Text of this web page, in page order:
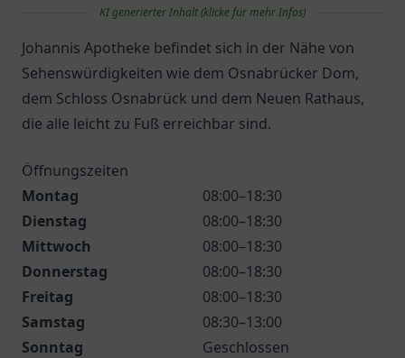
KI generierter Inhalt (klicke für mehr Infos)
Johannis Apotheke befindet sich in der Nähe von
Sehenswürdigkeiten wie dem Osnabrücker Dom,
dem Schloss Osnabrück und dem Neuen Rathaus,
die alle leicht zu Fuß erreichbar sind.
Öffnungszeiten
Montag
08:00–18:30
Dienstag
08:00–18:30
Mittwoch
08:00–18:30
Donnerstag
08:00–18:30
Freitag
08:00–18:30
Samstag
08:30–13:00
Sonntag
Geschlossen